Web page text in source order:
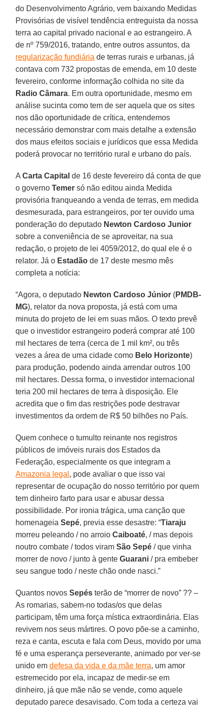
do Desenvolvimento Agrário, vem baixando Medidas
Provisórias de visível tendência entreguista da nossa
terra ao capital privado nacional e ao estrangeiro. A
de nº 759/2016, tratando, entre outros assuntos, da
regularização fundiária de terras rurais e urbanas, já
contava com 732 propostas de emenda, em 10 deste
fevereiro, conforme informação colhida no site da
Radio Câmara. Em outra oportunidade, mesmo em
análise sucinta como tem de ser aquela que os sites
nos dão oportunidade de crítica, entendemos
necessário demonstrar com mais detalhe a extensão
dos maus efeitos sociais e jurídicos que essa Medida
poderá provocar no território rural e urbano do país.
ACarta Capital de 16 deste fevereiro dá conta de que
o governoTemer só não editou ainda Medida
provisória franqueando a venda de terras, em medida
desmesurada, para estrangeiros, por ter ouvido uma
ponderação do deputado Newton Cardoso Junior
sobre a conveniência de se aproveitar, na sua
redação, o projeto de lei 4059/2012, do qual ele é o
relator. Já o Estadão de 17 deste mesmo mês
completa a notícia:
“Agora, o deputado Newton Cardoso Júnior (PMDB-
MG), relator da nova proposta, já está com uma
minuta do projeto de lei em suas mãos. O texto prevê
que o investidor estrangeiro poderá comprar até 100
mil hectares de terra (cerca de 1 mil km², ou três
vezes a área de uma cidade como Belo Horizonte)
para produção, podendo ainda arrendar outros 100
mil hectares. Dessa forma, o investidor internacional
teria 200 mil hectares de terra à disposição. Ele
acredita que o fim das restrições pode destravar
investimentos da ordem de R$ 50 bilhões no País.
Quem conhece o tumulto reinante nos registros
públicos de imóveis rurais dos Estados da
Federação, especialmente os que integram a
Amazonia legal , pode avaliar o que isso vai
representar de ocupação do nosso território por quem
tem dinheiro farto para usar e abusar dessa
possibilidade. Por ironia trágica, uma canção que
homenageiaSepé, previa esse desastre: “Tiaraju
morreu peleando / no arroioCaiboaté, / mas depois
noutro combate / todos viramSão Sepé / que vinha
morrer de novo / junto à genteGuarani / pra embeber
seu sangue todo / neste chão onde nasci.”
Quantos novosSepés terão de “morrer de novo” ?? –
As romarias, sabem-no todas/os que delas
participam, têm uma força mística extraordinária. Elas
revivem nos seus mártires. O povo põe-se a caminho,
reza e canta, escuta e fala com Deus, movido por uma
fé e uma esperança perseverante, animado por ver-se
unido emdefesa da vida e da mãe terra, um amor
estremecido por ela, incapaz de medir-se em
dinheiro, já que mãe não se vende, como aquele
deputado parece desavisado. Com toda a certeza vai